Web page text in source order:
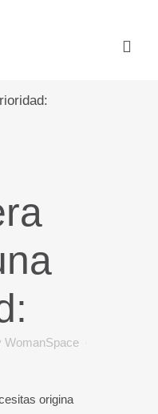
WomanSpace
origina